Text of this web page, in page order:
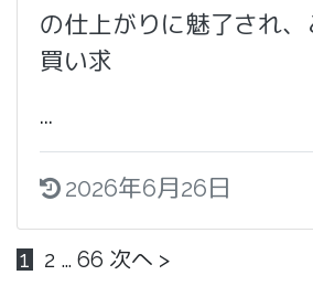
の仕上がりに魅了され
買い求
...
2026年6月26日
1 2 … 66 次へ >